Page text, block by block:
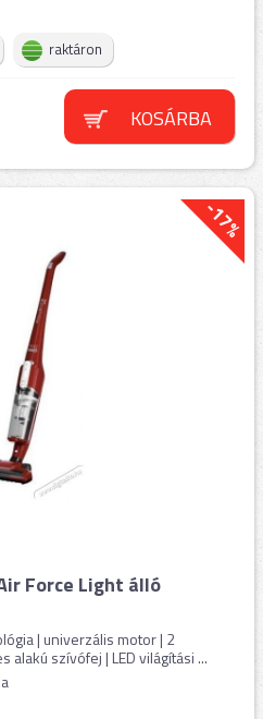
raktáron
KOSÁRBA
-17%
Force Light álló
| univerzális motor | 2
szívófej | LED világítási ...